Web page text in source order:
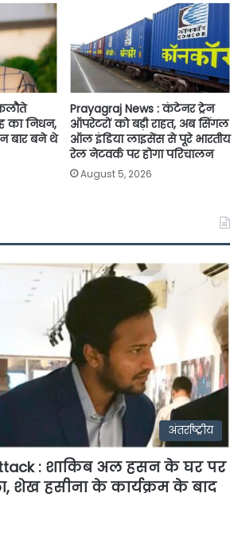
का निधन,
बार बने थे
Prayagraj News : कंटेनर ट्रेन
ऑपरेटरों को बड़ी राहत, अब सिंगल
ऑल इंडिया लाइसेंस से पूरे भारतीय
रेल नेटवर्क पर होगा परिचालन
August 5, 2026
अंतर्राष्ट्रीय
: शाकिब अल हसन के घर पर
शेख हसीना के कार्यक्रम के बाद